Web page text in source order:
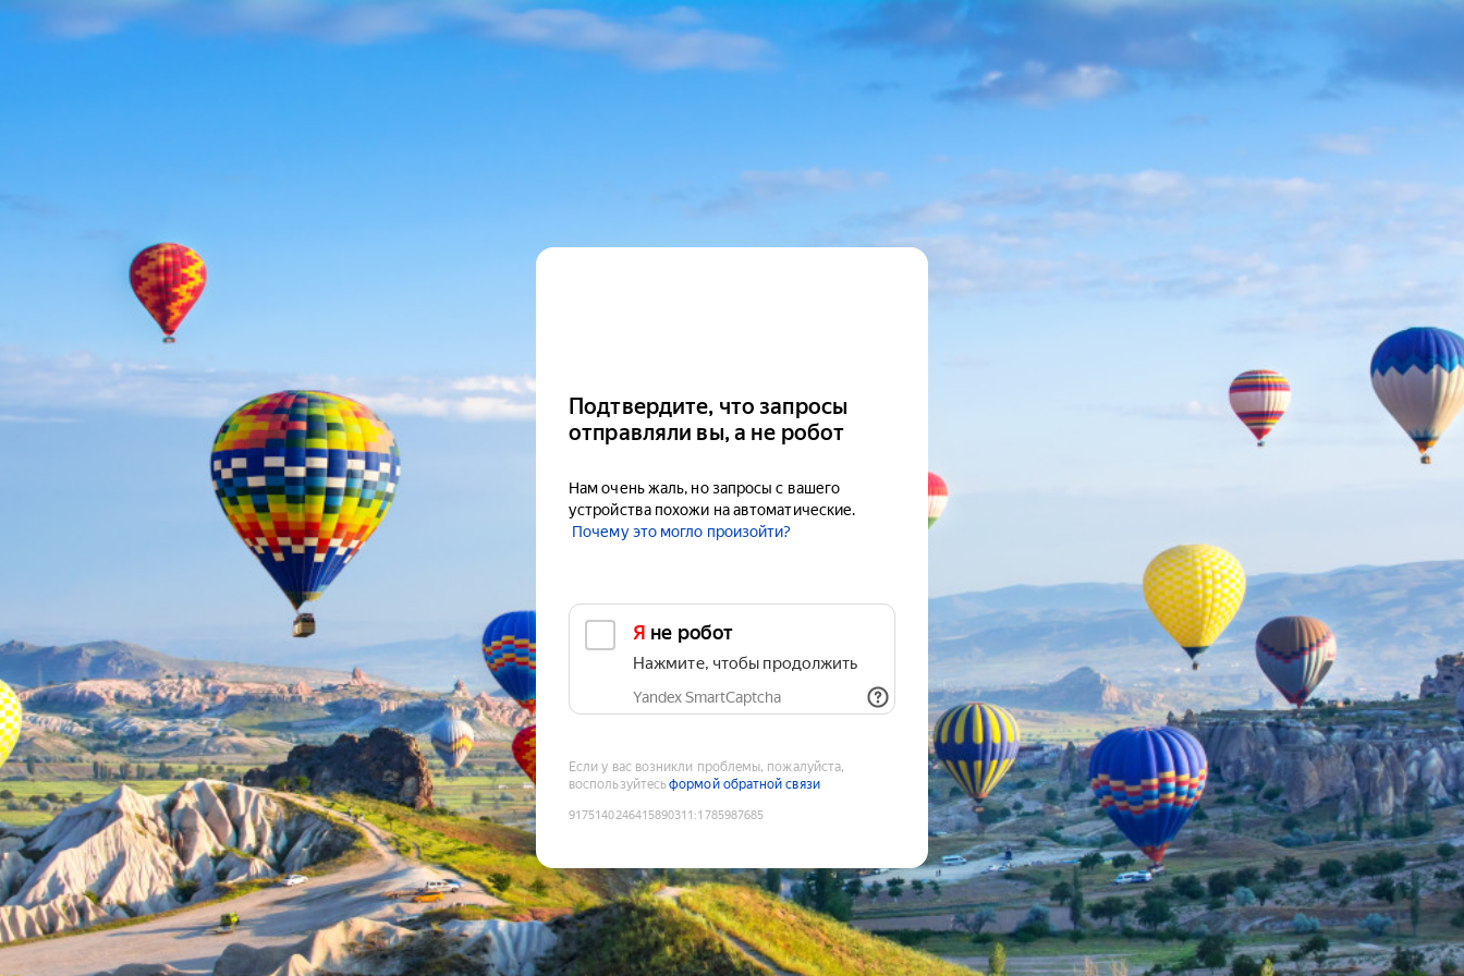
Подтвердите, что запросы
отправляли вы, а не робот
Нам очень жаль, но запросы с вашего
устройства похожи на автоматические.
Почему это могло произойти?
Я не робот
Нажмите, чтобы продолжить
Yandex SmartCaptcha
Если у вас возникли проблемы, пожалуйста,
воспользуйтесьформой обратной связи
9175140246415890311 :1785987685